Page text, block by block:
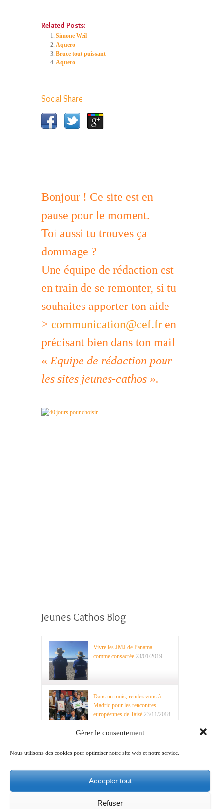
Gérer le consentement
Nous utilisons des cookies pour optimiser notre site web et notre service.
Accepter tout
Refuser
Related Posts:
Simone Weil
Aquero
Bruce tout puissant
Aquero
Social Share
Bonjour ! Ce site est en
pause pour le moment.
Toi aussi tu trouves ça
dommage ?
Une équipe de rédaction est
en train de se remonter, si tu
souhaites apporter ton aide -
> communication@cef.fr en
précisant bien dans ton mail
« Equipe de rédaction pour
les sites jeunes-cathos ».
Jeunes Cathos Blog
Vivre les JMJ de Panama…
comme consacrée 23/01/2019
Dans un mois, rendez vous à
Madrid pour les rencontres
européennes de Taizé 23/11/2018
Recherche